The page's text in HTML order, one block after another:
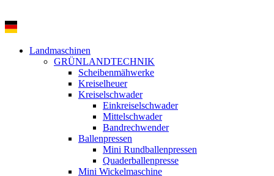
Landmaschinen
GRÜNLANDTECHNIK
Scheibenmähwerke
Kreiselheuer
Kreiselschwader
Einkreiselschwader
Mittelschwader
Bandrechwender
Ballenpressen
Mini Rundballenpressen
Quaderballenpresse
Mini Wickelmaschine